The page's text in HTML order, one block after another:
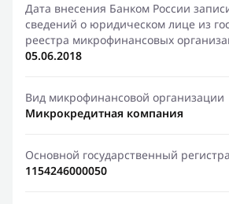
Дата внесения Банком России
сведений о юридическом лице из
реестра микрофинансовых
05.06.2018
Вид микрофинансовой организации
Микрокредитная компания
Основной государственный
1154246000050